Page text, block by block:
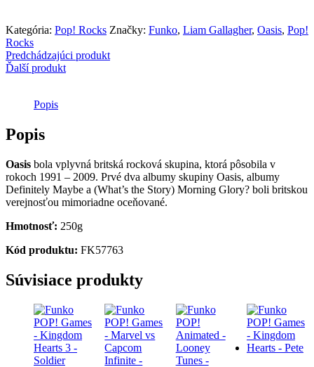
Oasis
-
Liam
Gallagher
Kategória: Pop! Rocks Značky: Funko, Liam Gallagher, Oasis, Pop!
Rocks
Predchádzajúci produkt
Ďalší produkt
Popis
Popis
Oasis bola vplyvná britská rocková skupina, ktorá pôsobila v
rokoch 1991 – 2009. Prvé dva albumy skupiny Oasis, albumy
Definitely Maybe a (What’s the Story) Morning Glory? boli britskou
verejnosťou mimoriadne oceňované.
Hmotnosť: 250g
Kód produktu: FK57763
Súvisiace produkty